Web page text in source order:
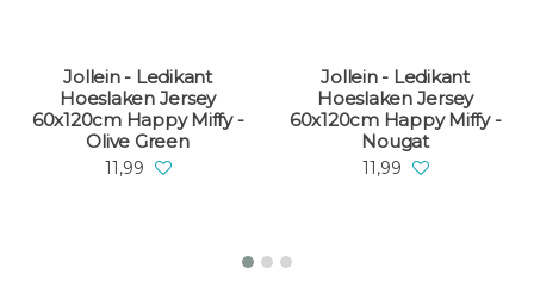
Jollein - Ledikant
Hoeslaken Jersey
60x120cm Happy Miffy -
Olive Green
11,99
Jollein - Ledikant
Hoeslaken Jersey
60x120cm Happy Miffy -
Nougat
11,99